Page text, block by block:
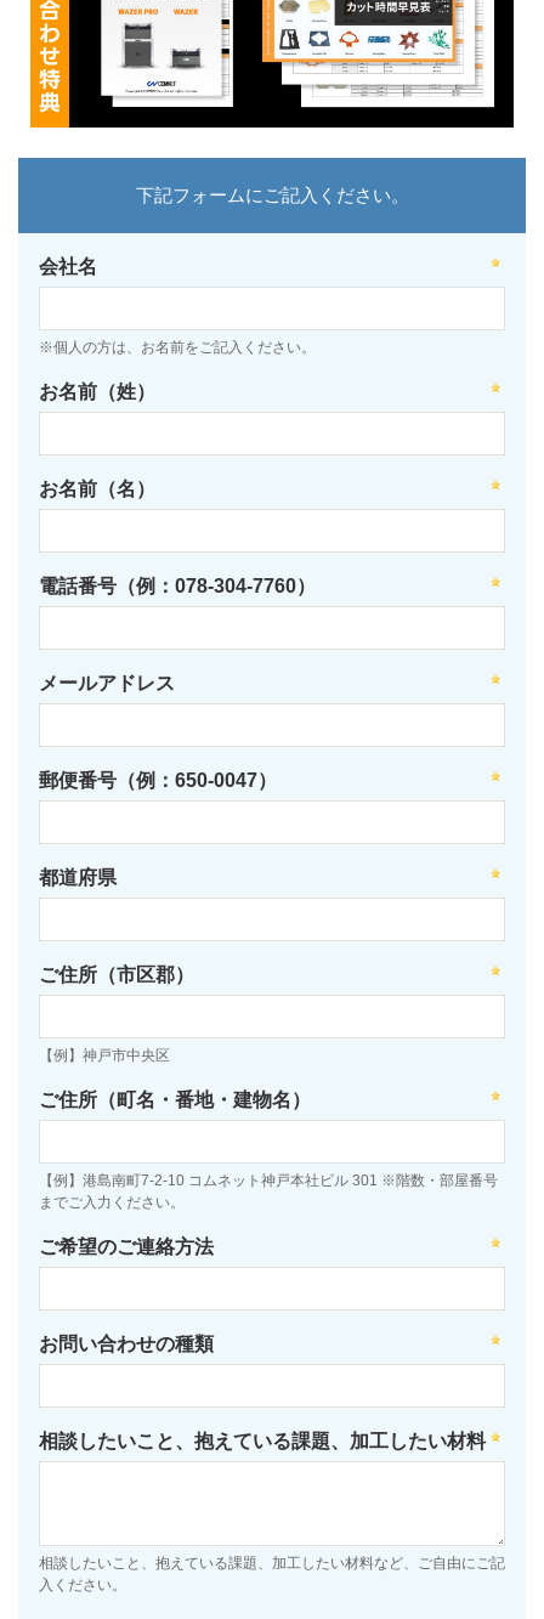
下記フォームにご記入ください。
会社名
※個人の方は、お名前をご記入ください。
お名前（姓）
お名前（名）
電話番号（例：078-304-7760）
メールアドレス
郵便番号（例：650-0047）
都道府県
ご住所（市区郡）
【例】神戸市中央区
ご住所（町名・番地・建物名）
【例】港島南町7-2-10 コムネット神戸本社ビル 301 ※階数・部屋番号
までご入力ください。
ご希望のご連絡方法
お問い合わせの種類
相談したいこと、抱えている課題、加工したい材料
相談したいこと、抱えている課題、加工したい材料など、ご自由にご記
入ください。